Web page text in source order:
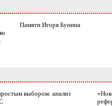
Памяти Игоря Бунина
выбором: анализ